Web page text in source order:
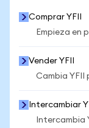
Comprar YFII
Empieza en
Vender YFII
Cambia
Intercambiar
Intercambia